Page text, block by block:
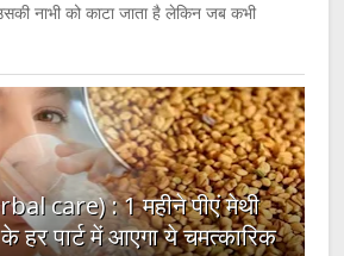
नाभी को काटा जाता है लेकिन जब कभी
care) : 1 महीने पीएं मेथी
हर पार्ट में आएगा ये चमत्कारिक